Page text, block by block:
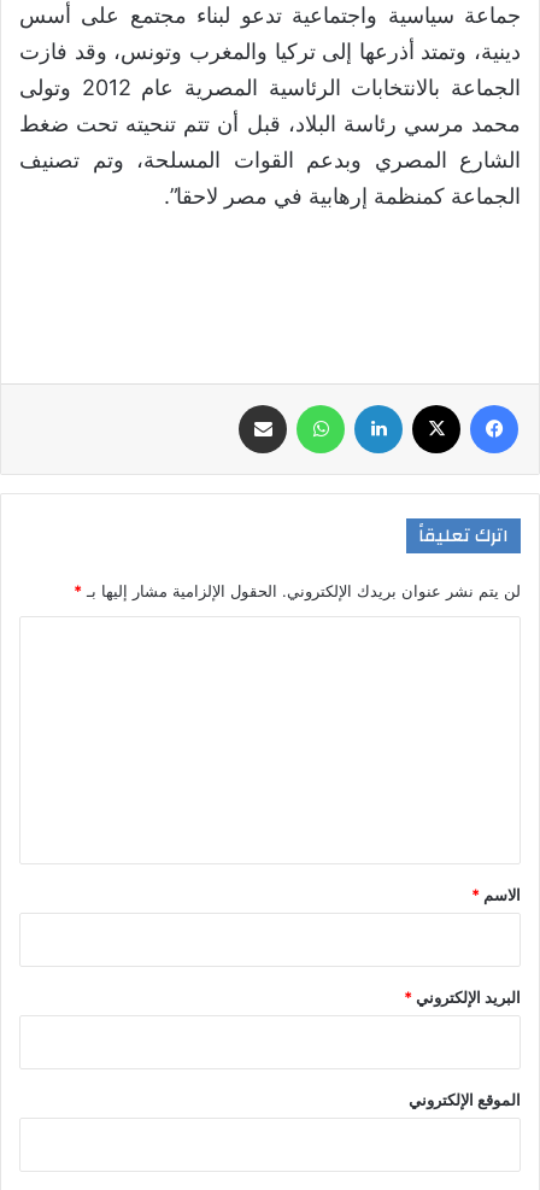
جماعة سياسية واجتماعية تدعو لبناء مجتمع على أسس
دينية، وتمتد أذرعها إلى تركيا والمغرب وتونس، وقد فازت
الجماعة بالانتخابات الرئاسية المصرية عام 2012 وتولى
محمد مرسي رئاسة البلاد، قبل أن تتم تنحيته تحت ضغط
الشارع المصري وبدعم القوات المسلحة، وتم تصنيف
الجماعة كمنظمة إرهابية في مصر لاحقا”.
اترك تعليقاً
لن يتم نشر عنوان بريدك الإلكتروني. الحقول الإلزامية مشار إليها بـ *
*
الاسم *
البريد الإلكتروني*
الموقع الإلكتروني